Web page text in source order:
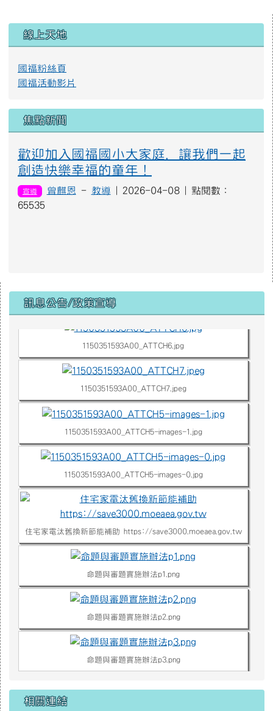
左邊區域內容
線上天地
國福粉絲頁
國福活動影片
焦點新聞
歡迎加入國福國小大家庭，讓我們一起
創造快樂幸福的童年！
宣導 曾麒恩 - 教導 | 2026-04-08 | 點閱數：
65535
右邊區域內容
訊息公告/政策宣導1150351593A00_ATTCH3.jpg
相關連結